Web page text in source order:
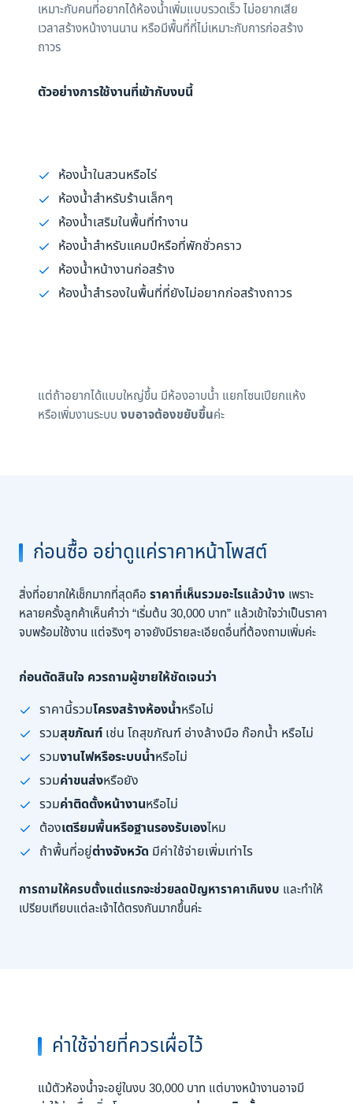
เหมาะกับคนที่อยากได้ห้องน้ำเพิ่มแบบรวดเร็ว ไม่อยากเสีย
เวลาสร้างหน้างานนาน หรือมีพื้นที่ที่ไม่เหมาะกับการก่อสร้าง
ถาวร
ตัวอย่างการใช้งานที่เข้ากับงบนี้
ห้องน้ำในสวนหรือไร่
ห้องน้ำสำหรับร้านเล็กๆ
ห้องน้ำเสริมในพื้นที่ทำงาน
ห้องน้ำสำหรับแคมป์หรือที่พักชั่วคราว
ห้องน้ำหน้างานก่อสร้าง
ห้องน้ำสำรองในพื้นที่ที่ยังไม่อยากก่อสร้างถาวร
แต่ถ้าอยากได้แบบใหญ่ขึ้น มีห้องอาบน้ำ แยกโซนเปียกแห้ง
หรือเพิ่มงานระบบ งบอาจต้องขยับขึ้นค่ะ
ก่อนซื้อ อย่าดูแค่ราคาหน้าโพสต์
สิ่งที่อยากให้เช็กมากที่สุดคือ ราคาที่เห็นรวมอะไรแล้วบ้าง เพราะ
หลายครั้งลูกค้าเห็นคำว่า “เริ่มต้น 30,000 บาท” แล้วเข้าใจว่าเป็นราคา
จบพร้อมใช้งาน แต่จริงๆ อาจยังมีรายละเอียดอื่นที่ต้องถามเพิ่มค่ะ
ก่อนตัดสินใจ ควรถามผู้ขายให้ชัดเจนว่า
ราคานี้รวมโครงสร้างห้องน้ำหรือไม่
รวมสุขภัณฑ์ เช่น โถสุขภัณฑ์ อ่างล้างมือ ก๊อกน้ำ หรือไม่
รวมงานไฟหรือระบบน้ำหรือไม่
รวมค่าขนส่งหรือยัง
รวมค่าติดตั้งหน้างานหรือไม่
ต้องเตรียมพื้นหรือฐานรองรับเองไหม
ถ้าพื้นที่อยู่ต่างจังหวัด มีค่าใช้จ่ายเพิ่มเท่าไร
การถามให้ครบตั้งแต่แรกจะช่วยลดปัญหาราคาเกินงบ และทำให้
เปรียบเทียบแต่ละเจ้าได้ตรงกันมากขึ้นค่ะ
ค่าใช้จ่ายที่ควรเผื่อไว้
แม้ตัวห้องน้ำจะอยู่ในงบ 30,000 บาท แต่บางหน้างานอาจมี